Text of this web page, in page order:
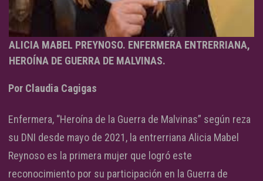
ALICIA MABEL PREYNOSO. ENFERMERA ENTRERRIANA,
HEROÍNA DE GUERRA DE MALVINAS.
Por Claudia Cagigas
Enfermera, “Heroína de la Guerra de Malvinas” según reza
su DNI desde mayo de 2021, la entrerriana Alicia Mabel
Reynoso es la primera mujer que logró este
reconocimiento por su participación en la Guerra de